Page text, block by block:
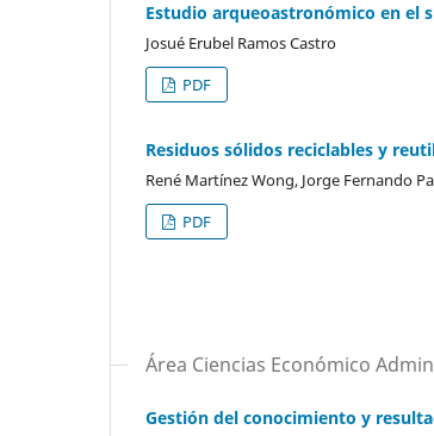
Estudio arqueoastronómico en el
Josué Erubel Ramos Castro
PDF
Residuos sólidos reciclables y
René Martínez Wong, Jorge Fernando
PDF
Área Ciencias Económico
Gestión del conocimiento y